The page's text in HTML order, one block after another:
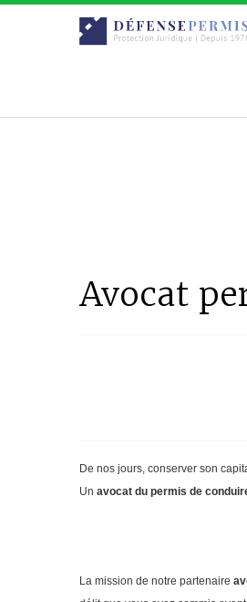
Avocat
De nos jours, conserver son
Un avocat du permis de
La mission de notre partenaire